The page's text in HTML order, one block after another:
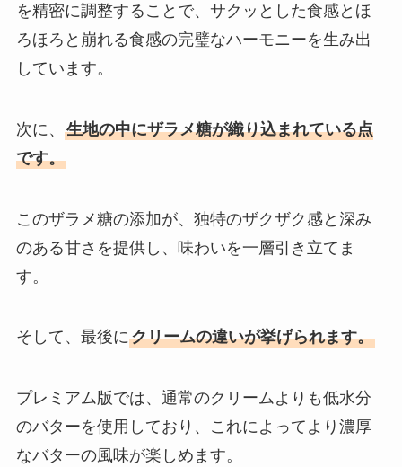
堅パン どこで買える？ドンキでの
取扱いは？
もぎたて生スムージーはどこで買
田辺農園のバナナはどこで売って
る？ローソンで買える？安全性を
を精密に調整することで、サクッとした食感とほ
ろほろと崩れる食感の完璧なハーモニーを生み出
しています。
次に、 生地の中にザラメ糖が織り込まれている点
です。
このザラメ糖の添加が、独特のザクザク感と深み
のある甘さを提供し、味わいを一層引き立てま
す。
そして、最後にクリームの違いが挙げられます。
プレミアム版では、通常のクリームよりも低水分
のバターを使用しており、これによってより濃厚
なバターの風味が楽しめます。